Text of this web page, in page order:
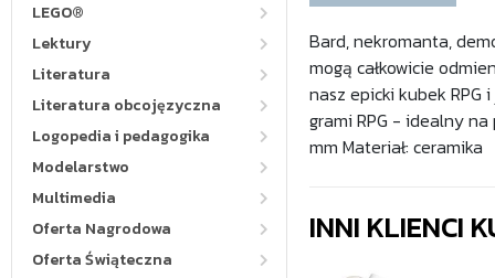
LEGO®
Lektury
Literatura
Literatura obcojęzyczna
Logopedia i pedagogika
Modelarstwo
Multimedia
Oferta Nagrodowa
Oferta Świąteczna
Bard, nekromanta,
mogą całkowicie
nasz epicki kubek
grami RPG - idealny na
mm Materiał: ceramika
INNI KLIENCI